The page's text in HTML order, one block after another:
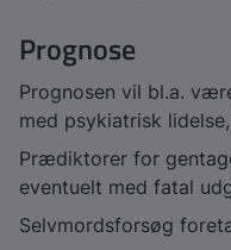
Prognose
Prognosen vil bl.a.
med psykiatrisk
Prædiktorer for
eventuelt med fatal
Selvmordsforsøg